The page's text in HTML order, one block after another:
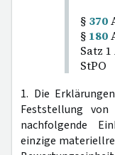
§ 370
§ 180
Satz 1
StPO
1. Die
Feststellung von
nachfolgende
einzige